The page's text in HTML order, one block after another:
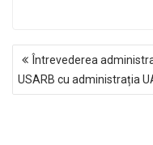
b
o
o
kl
NAVIGARE
ÎN
ARTICOLE
Întrevederea
USARB cu administrația